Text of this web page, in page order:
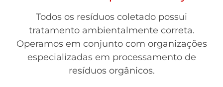
Todos os resíduos coletado possui
tratamento ambientalmente correta.
Operamos em conjunto com organizações
especializadas em processamento de
resíduos orgânicos.